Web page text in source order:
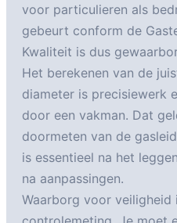
voor particulieren als
gebeurt conform de
Kwaliteit is dus
Het berekenen van de
diameter is precisiewerk
door een vakman. Dat
doormeten van de
is essentieel na het
na aanpassingen.
Waarborg voor veiligheid